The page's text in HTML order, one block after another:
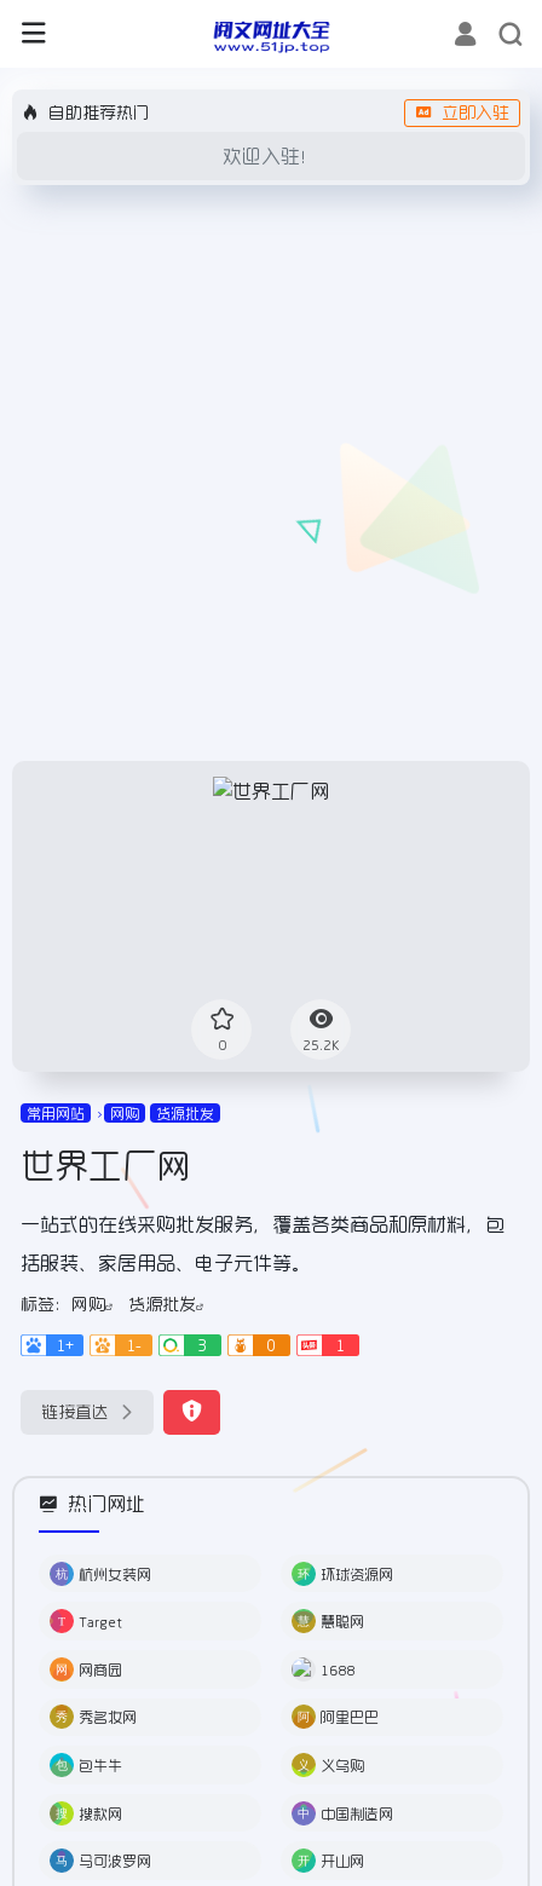
自助推荐热门 立即入驻
欢迎入驻！
0 25.2K
常用网站 网购 货源批发
世界工厂网
一站式的在线采购批发服务，覆盖各类商品和原材料，包
括服装、家居用品、电子元件等。
标签： 网购 货源批发
1+ 1- 3 0 1
链接直达
热门网址
杭州女装网 环球资源网
Target 慧聪网
网商园 1688
秀名妆网 阿里巴巴
包牛牛 义乌购
搜款网 中国制造网
马可波罗网 开山网